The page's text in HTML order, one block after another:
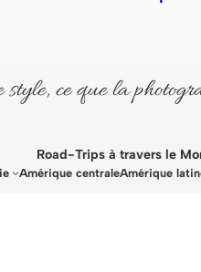
ce que la
Road-Trips à travers le
Amérique centraleAmérique